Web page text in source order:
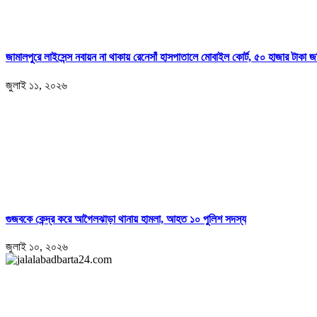
জামালপুরে লাইসেন্স নবায়ন না থাকায় রেনেসাঁ হাসপাতালে মোবাইল কোর্ট, ৫০ হাজার টাকা
জুলাই ১১, ২০২৬
গুজবকে কেন্দ্র করে আগৈলঝাড়া থানায় হামলা, আহত ১০ পুলিশ সদস্য
জুলাই ১০, ২০২৬